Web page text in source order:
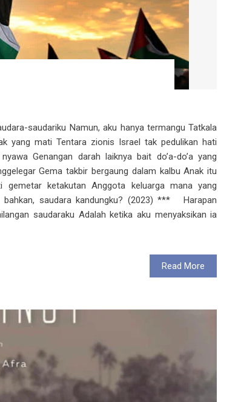
saudariku Namun, aku hanya termangu Tatkala
yang mati Tentara zionis Israel tak pedulikan hati
Genangan darah laiknya bait do’a-do’a yang
Gema takbir bergaung dalam kalbu Anak itu
gemetar ketakutan Anggota keluarga mana yang
bahkan, saudara kandungku? (2023) *** Harapan
saudaraku Adalah ketika aku menyaksikan ia
Read More